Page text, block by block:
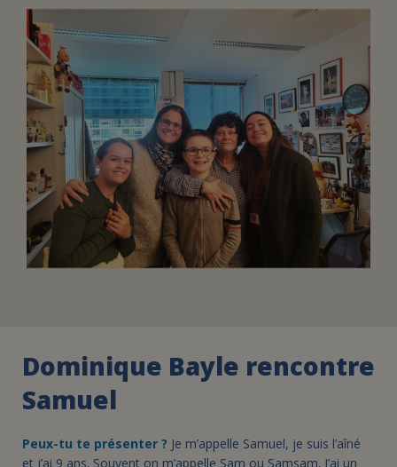
FAIRE UN DON
ASSURANCE VIE/LEGS
ESPACE PRESSE
JE DEVIENS
BÉNÉVOLE
DEVENIR
UN PETIT PRINCE
Dominique Bayle rencontre
Samuel
Peux-tu te présenter ? Je m’appelle Samuel, je suis l’aîné
et j’ai 9 ans. Souvent on m’appelle Sam ou Samsam. J’ai un